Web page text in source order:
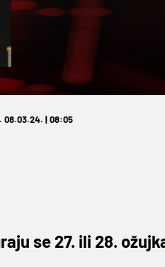
08.03.24. | 08:05
se 27. ili 28.